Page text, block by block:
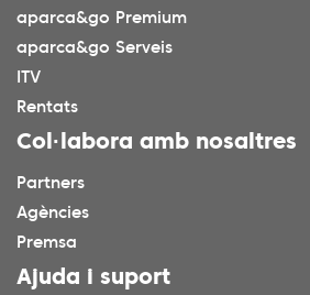
aparca&go Premium
aparca&go Serveis
ITV
Rentats
Col·labora amb nosaltres
Partners
Agències
Premsa
Ajuda i suport